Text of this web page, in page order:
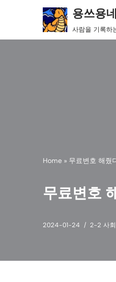
텐
용쓰용네
사람을 기록하
Home » 무료변호 해줬
무료변호
2024-01-24 2-2 사